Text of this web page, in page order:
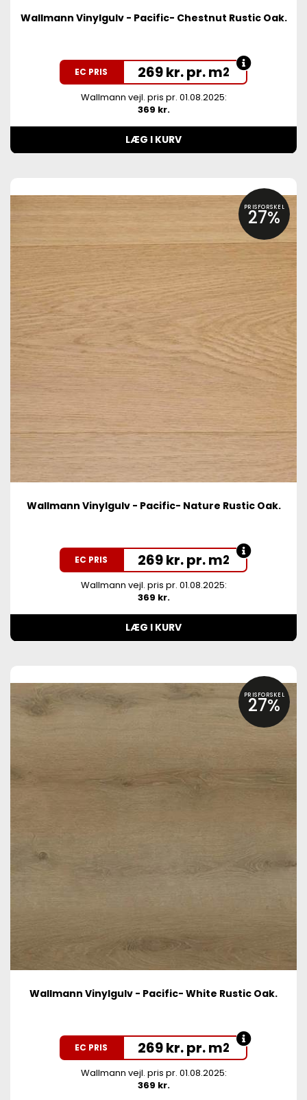
Wallmann Vinylgulv - Pacific- Chestnut Rustic Oak.
EC PRIS 269 kr. pr. m2
Wallmann vejl. pris pr. 01.08.2025:
369 kr.
LÆG I KURV
PRISFORSKEL
27%
Wallmann Vinylgulv - Pacific- Nature Rustic Oak.
EC PRIS 269 kr. pr. m2
Wallmann vejl. pris pr. 01.08.2025:
369 kr.
LÆG I KURV
PRISFORSKEL
27%
Wallmann Vinylgulv - Pacific- White Rustic Oak.
EC PRIS 269 kr. pr. m2
Wallmann vejl. pris pr. 01.08.2025:
369 kr.